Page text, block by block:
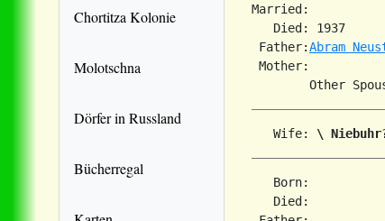
Chortitza Kolonie
Molotschna
Dörfer in Russland
Bücherregal
Married:
Died: 1937
Father:Abram
Mother:
   Wife:
\
Born:
Died: